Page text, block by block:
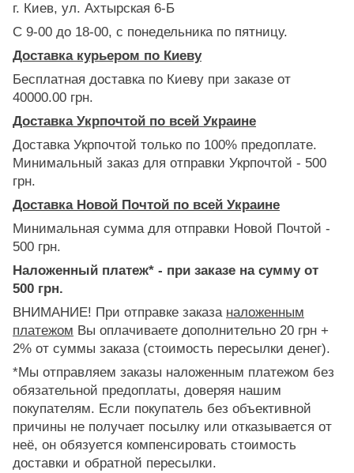
г. Киев, ул. Ахтырская 6-Б
С 9-00 до 18-00, с понедельника по пятницу.
Доставка курьером по Киеву
Бесплатная доставка по Киеву при заказе от
40000.00 грн.
Доставка Укрпочтой по всей Украине
Доставка Укрпочтой только по 100% предоплате.
Минимальный заказ для отправки Укрпочтой - 500
грн.
Доставка Новой Почтой по всей Украине
Минимальная сумма для отправки Новой Почтой -
500 грн.
Наложенный платеж* - при заказе на сумму от
500 грн.
ВНИМАНИЕ! При отправке заказа наложенным
платежом Вы оплачиваете дополнительно 20 грн +
2% от суммы заказа (стоимость пересылки денег).
*Мы отправляем заказы наложенным платежом без
обязательной предоплаты, доверяя нашим
покупателям. Если покупатель без объективной
причины не получает посылку или отказывается от
неё, он обязуется компенсировать стоимость
доставки и обратной пересылки.